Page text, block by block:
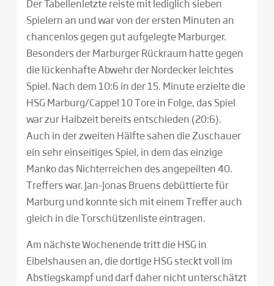
Der Tabellenletzte reiste mit lediglich sieben
Spielern an und war von der ersten Minuten an
chancenlos gegen gut aufgelegte Marburger.
Besonders der Marburger Rückraum hatte gegen
die lückenhafte Abwehr der Nordecker leichtes
Spiel. Nach dem 10:6 in der 15. Minute erzielte die
HSG Marburg/Cappel 10 Tore in Folge, das Spiel
war zur Halbzeit bereits entschieden (20:6).
Auch in der zweiten Hälfte sahen die Zuschauer
ein sehr einseitiges Spiel, in dem das einzige
Manko das Nichterreichen des angepeilten 40.
Treffers war. Jan-Jonas Bruens debüttierte für
Marburg und konnte sich mit einem Treffer auch
gleich in die Torschützenliste eintragen.
Am nächste Wochenende tritt die HSG in
Eibelshausen an, die dortige HSG steckt voll im
Abstiegskampf und darf daher nicht unterschätzt